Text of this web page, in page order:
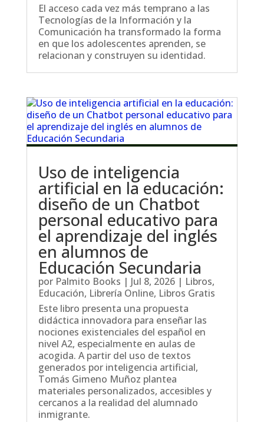
El acceso cada vez más temprano a las
Tecnologías de la Información y la
Comunicación ha transformado la forma
en que los adolescentes aprenden, se
relacionan y construyen su identidad.
Uso de inteligencia
artificial en la educación:
diseño de un Chatbot
personal educativo para
el aprendizaje del inglés
en alumnos de
Educación Secundaria
por Palmito Books | Jul 8, 2026| Libros,
Educación, Librería Online, Libros Gratis
Este libro presenta una propuesta
didáctica innovadora para enseñar las
nociones existenciales del español en
nivel A2, especialmente en aulas de
acogida. A partir del uso de textos
generados por inteligencia artificial,
Tomás Gimeno Muñoz plantea
materiales personalizados, accesibles y
cercanos a la realidad del alumnado
inmigrante.